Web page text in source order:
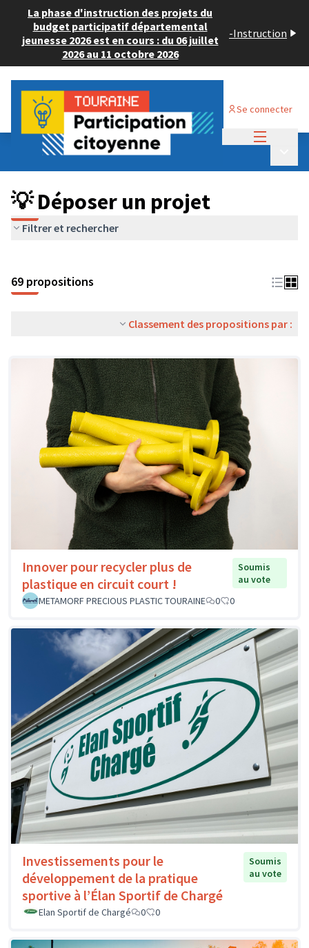
La phase d'instruction des projets du
budget participatif départemental
jeunesse 2026 est en cours : du 06 juillet
2026 au 11 octobre 2026
-Instruction
Se connecter
Budget Participatif ADULTE 2024
💡 Déposer un projet
💡 Déposer un projet
Filtrer et rechercher
69 propositions
Classement des propositions par :
Innover pour recycler plus de
plastique en circuit court !
Soumis
au vote
METAMORF PRECIOUS PLASTIC TOURAINE
0 0
Investissements pour le
développement de la pratique
sportive à l’Élan Sportif de Chargé
Soumis
au vote
Elan Sportif de Chargé 0 0